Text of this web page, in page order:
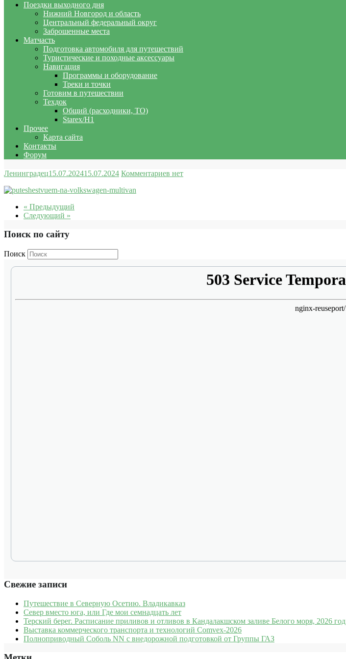
Поездки выходного дня
Нижний Новгород и область
Центральный федеральный округ
Заброшенные места
Матчасть
Подготовка автомобиля для путешествий
Туристические и походные аксессуары
Навигация
Программы и оборудование
Треки и точки
Готовим в путешествии
Техдок
Общий (расходники, ТО)
Starex/H1
Прочее
Карта сайта
Контакты
Форум
Ленинградец15.07.202415.07.2024 Комментариев нет
« Предыдущий
Следующий »
Поиск по сайту
Поиск
Свежие записи
Путешествие в Северную Осетию. Владикавказ
Север вместо юга, или Где мои семнадцать лет
Терский берег. Расписание приливов и отливов в Кандалакшском заливе Белого моря, 2026 год
Выставка коммерческого транспорта и технологий Comvex-2026
Полноприводный Соболь NN с внедорожной подготовкой от Группы ГАЗ